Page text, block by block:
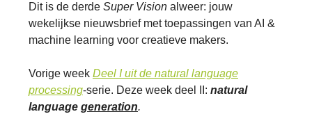
Dit is de derde Super Vision alweer: jouw
wekelijkse nieuwsbrief met toepassingen van AI &
machine learning voor creatieve makers.
Vorige week Deel I uit de natural language
processing-serie. Deze week deel II: natural
language generation.